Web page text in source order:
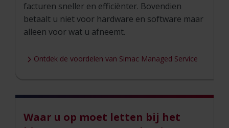
facturen sneller en efficiënter. Bovendien
betaalt u niet voor hardware en software maar
alleen voor wat u afneemt.
Ontdek de voordelen van Simac Managed Service
Waar u op moet letten bij het